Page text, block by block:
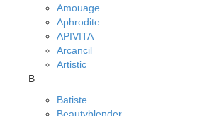
Amouage
Aphrodite
APIVITA
Arcancil
Artistic
B
Batiste